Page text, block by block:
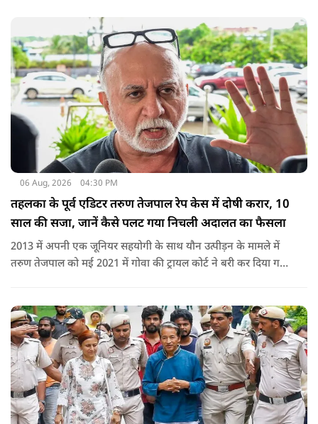
06 Aug, 2026 04:30 PM
तहलका के पूर्व एडिटर तरुण तेजपाल रेप केस में दोषी करार, 10
साल की सजा, जानें कैसे पलट गया निचली अदालत का फैसला
2013 में अपनी एक जूनियर सहयोगी के साथ यौन उत्पीड़न के मामले में
तरुण तेजपाल को मई 2021 में गोवा की ट्रायल कोर्ट ने बरी कर दिया गया